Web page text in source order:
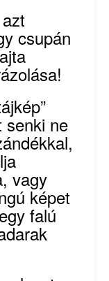
csupán
senki ne
vagy
képet
falú